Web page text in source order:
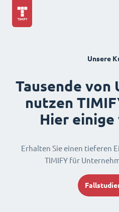
Unsere
Tausende von
nutzen
Hier einige
Erhalten Sie einen tieferen
TIMIFY für